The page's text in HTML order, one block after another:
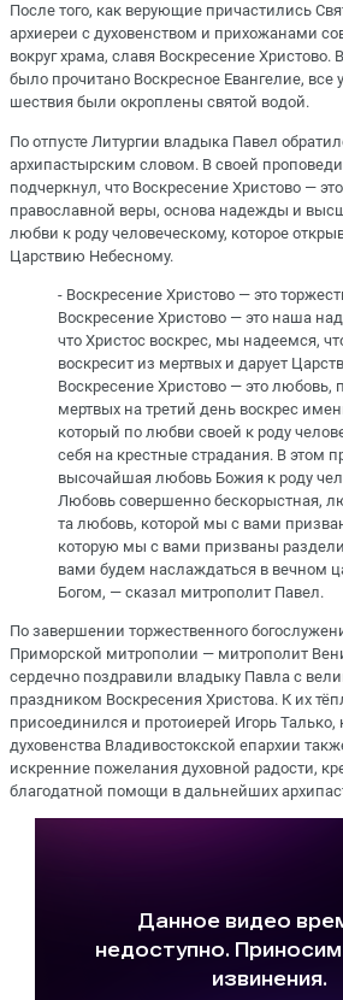
После того, как верующие причастились
архиереи с духовенством и прихожанами
вокруг храма, славя Воскресение Христово.
было прочитано Воскресное Евангелие, все
шествия были окроплены святой водой.
По отпусте Литургии владыка Павел
архипастырским словом. В своей
подчеркнул, что Воскресение Христово —
православной веры, основа надежды и
любви к роду человеческому, которое
Царствию Небесному.
- Воскресение Христово — это
Воскресение Христово — это наша
что Христос воскрес, мы надеемся,
воскресит из мертвых и дарует
Воскресение Христово — это любовь,
мертвых на третий день воскрес
который по любви своей к роду
себя на крестные страдания. В этом
высочайшая любовь Божия к роду
Любовь совершенно бескорыстная,
та любовь, которой мы с вами
которую мы с вами призваны
вами будем наслаждаться в вечном
Богом, — сказал митрополит Павел.
По завершении торжественного
Приморской митрополии — митрополит
сердечно поздравили владыку Павла с
праздником Воскресения Христова. К их
присоединился и протоиерей Игорь Талько,
духовенства Владивостокской епархии
искренние пожелания духовной радости,
благодатной помощи в дальнейших